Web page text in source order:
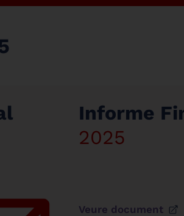
Informe
2025
Veure document